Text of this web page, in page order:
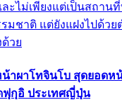
ะไม่เพียงแต่เป็นสถานที่
มชาติ แต่ยังแฝงไปด้วย
วย
น้าผาโทจินโบ สุดยอดห
กุอิ ประเทศญี่ปุ่น